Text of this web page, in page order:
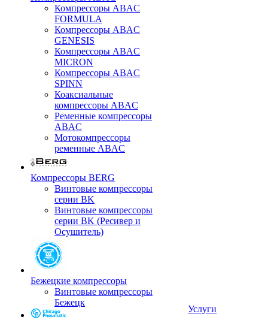
Компрессоры ABAC
FORMULA
Компрессоры ABAC
GENESIS
Компрессоры ABAC
MICRON
Компрессоры ABAC
SPINN
Коаксиальные
компрессоры ABAC
Ременные компрессоры
ABAC
Мотокомпрессоры
ременные ABAC
Компрессоры BERG
Винтовые компрессоры
серии BK
Винтовые компрессоры
серии BK (Ресивер и
Осушитель)
Бежецкие компрессоры
Винтовые компрессоры
Бежецк
Услуги